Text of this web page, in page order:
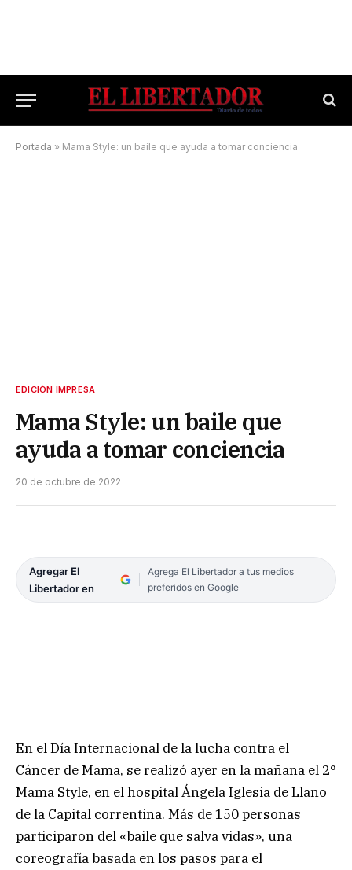
Portada » Mama Style: un baile que ayuda a tomar conciencia
EDICIÓN IMPRESA
Mama Style: un baile que
ayuda a tomar conciencia
20 de octubre de 2022
Agregar El
Libertador en
Agrega El Libertador a tus medios
preferidos en Google
En el Día Internacional de la lucha contra el
Cáncer de Mama, se realizó ayer en la mañana el 2°
Mama Style, en el hospital Ángela Iglesia de Llano
de la Capital correntina. Más de 150 personas
participaron del «baile que salva vidas», una
coreografía basada en los pasos para el